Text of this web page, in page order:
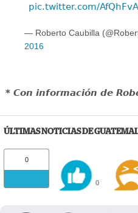
pic.twitter.com/
— Roberto Caubilla
2016
* Con información de
ÚLTIMAS NOTICIAS DE
0
0